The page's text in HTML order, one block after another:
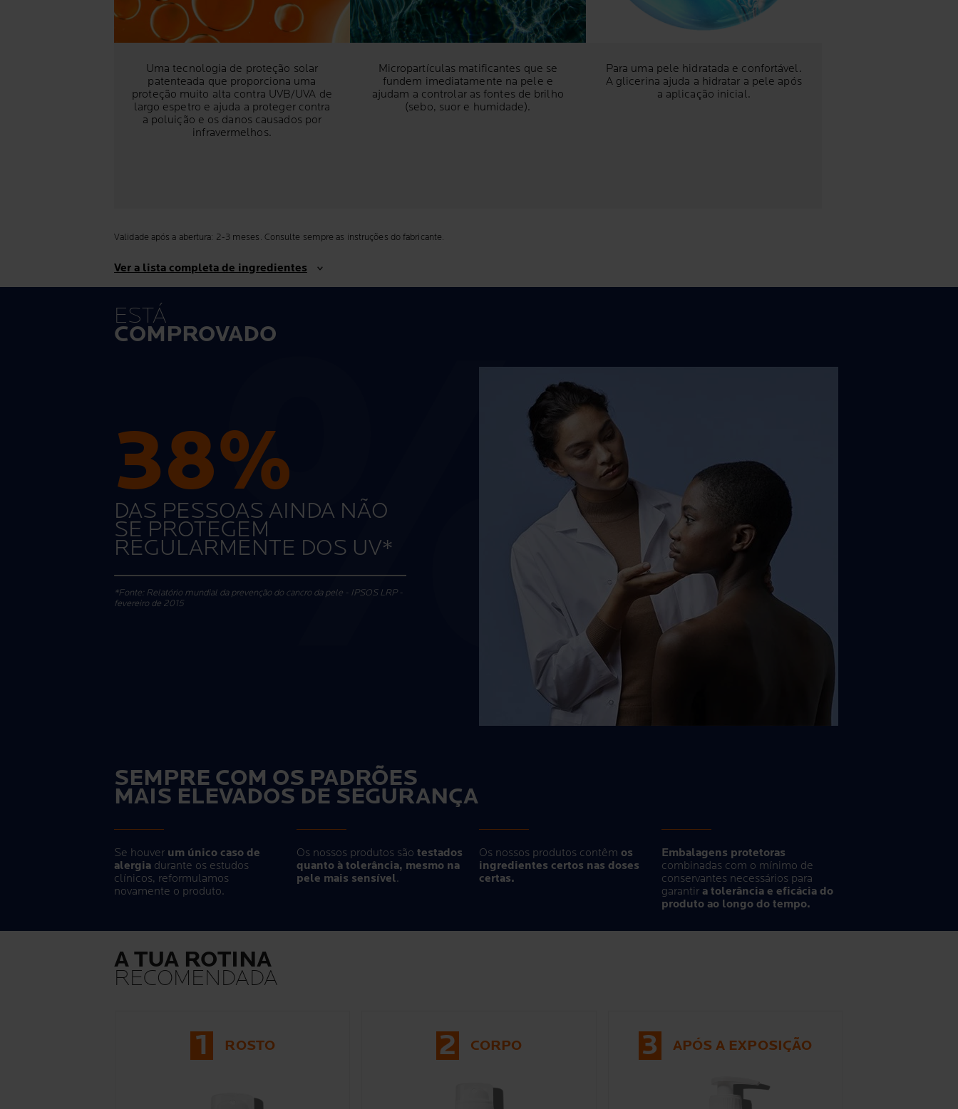
Uma tecnologia de proteção solar
patenteada que proporciona uma
proteção muito alta contra UVB/UVA de
largo espetro e ajuda a proteger contra
a poluição e os danos causados por
infravermelhos.
Micropartículas matificantes que se
fundem imediatamente na pele e
ajudam a controlar as fontes de brilho
(sebo, suor e humidade).
Para uma pele hidratada e confortável.
A glicerina ajuda a hidratar a pele após
a aplicação inicial.
Validade após a abertura: 2-3 meses. Consulte sempre as instruções do fabricante.
Ver a lista completa de ingredientes
ESTÁ
COMPROVADO
38%
DAS PESSOAS AINDA NÃO
SE PROTEGEM
REGULARMENTE DOS UV*
*Fonte: Relatório mundial da prevenção do cancro da pele - IPSOS LRP -
fevereiro de 2015
SEMPRE COM OS PADRÕES
MAIS ELEVADOS DE SEGURANÇA
Se houver um único caso de
alergia durante os estudos
clínicos, reformulamos
novamente o produto.
Os nossos produtos são testados
quanto à tolerância, mesmo na
pele mais sensível.
Os nossos produtos contêm os
ingredientes certos nas doses
certas.
Embalagens protetoras
combinadas com o mínimo de
conservantes necessários para
garantir a tolerância e eficácia do
produto ao longo do tempo.
A TUA ROTINA
RECOMENDADA
1 ROSTO 2 CORPO 3 APÓS A EXPOSIÇÃO